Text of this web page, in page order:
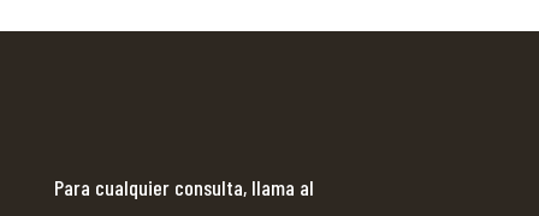
Para cualquier consulta, llama al